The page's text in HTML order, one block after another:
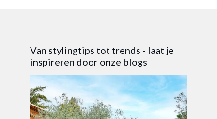
Van stylingtips tot trends - laat je
inspireren door onze blogs